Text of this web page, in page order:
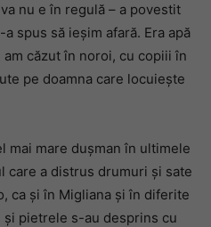
nu e în regulă – a povestit
spus să ieșim afară. Era apă
căzut în noroi, cu copiii în
pe doamna care locuiește
mai mare dușman în ultimele
care a distrus drumuri și sate
ca și în Migliana și în diferite
și pietrele s-au desprins cu